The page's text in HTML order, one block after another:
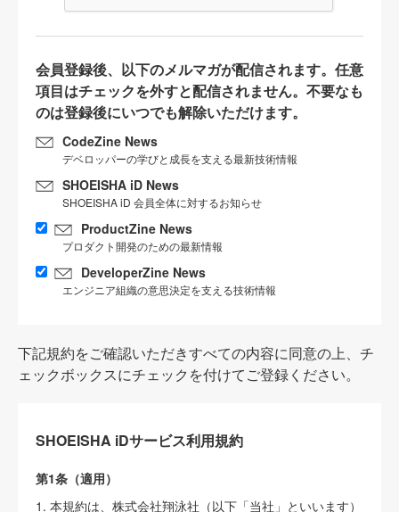
会員登録後、以下のメルマガが配信されます。任意
項目はチェックを外すと配信されません。不要なも
のは登録後にいつでも解除いただけます。
CodeZine News
デベロッパーの学びと成長を支える最新技術情報
SHOEISHA iD News
SHOEISHA iD 会員全体に対するお知らせ
ProductZine News
プロダクト開発のための最新情報
DeveloperZine News
エンジニア組織の意思決定を支える技術情報
下記規約をご確認いただきすべての内容に同意の上、チ
ェックボックスにチェックを付けてご登録ください。
SHOEISHA iDサービス利用規約
第1条（適用）
1. 本規約は、株式会社翔泳社（以下「当社」といいます）